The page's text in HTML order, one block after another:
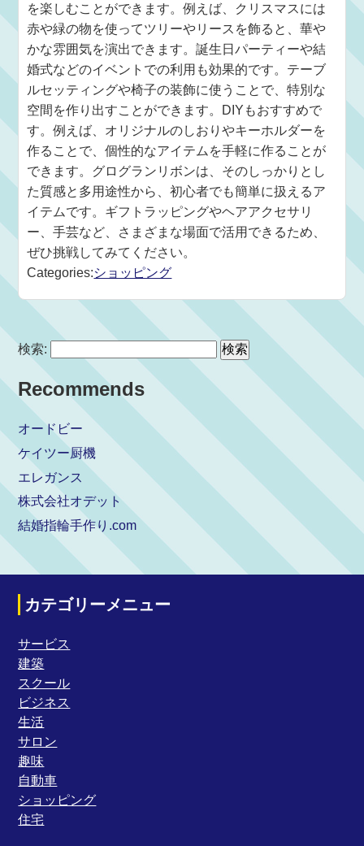
を楽しむことができます。例えば、クリスマスには
赤や緑の物を使ってツリーやリースを飾ると、華や
かな雰囲気を演出できます。誕生日パーティーや結
婚式などのイベントでの利用も効果的です。テーブ
ルセッティングや椅子の装飾に使うことで、特別な
空間を作り出すことができます。DIYもおすすめで
す。例えば、オリジナルのしおりやキーホルダーを
作ることで、個性的なアイテムを手軽に作ることが
できます。グログランリボンは、そのしっかりとし
た質感と多用途性から、初心者でも簡単に扱えるア
イテムです。ギフトラッピングやヘアアクセサリ
ー、手芸など、さまざまな場面で活用できるため、
ぜひ挑戦してみてください。
Categories:ショッピング
検索:
Recommends
オードビー
ケイツー厨機
エレガンス
株式会社オデット
結婚指輪手作り.com
カテゴリーメニュー
サービス
建築
スクール
ビジネス
生活
サロン
趣味
自動車
ショッピング
住宅